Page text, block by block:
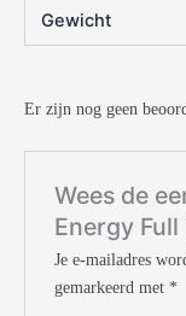
Gewicht
Er zijn nog geen
Wees de
Energy
Je e-mailadres
gemarkeerd met *